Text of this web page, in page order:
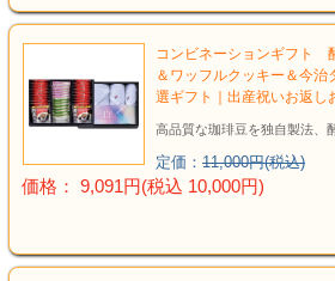
コンビネーションギフト
＆ワッフルクッキー＆今
選ギフト｜出産祝いお返し
高品質な珈琲豆を独自製法、
定価： 11,000円(税込)
価格： 9,091円(税込 10,000円)